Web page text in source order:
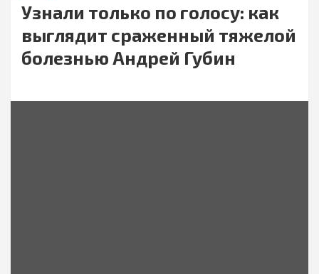
Узнали только по голосу: как
выглядит сраженный тяжелой
болезнью Андрей Губин